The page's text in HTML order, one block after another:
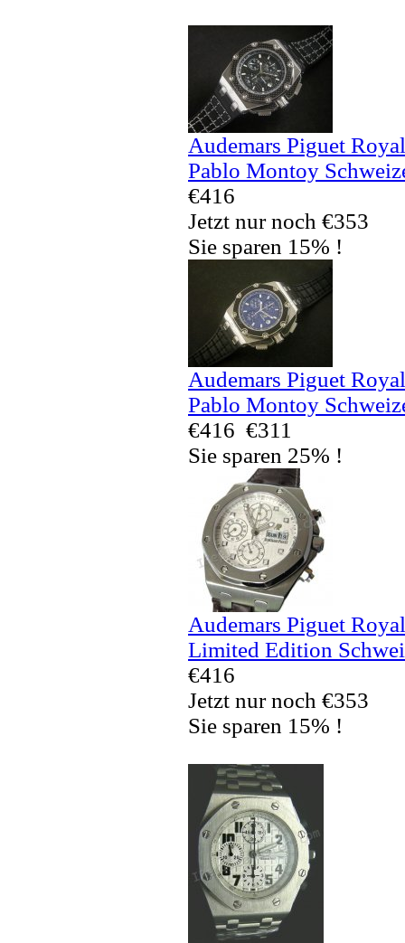
Audemars Piguet
Pablo Montoy
€416
Jetzt nur noch €353
Sie sparen 15% !
Audemars Piguet
Pablo Montoy
€416 €311
Sie sparen 25% !
Audemars Piguet
Limited Edition
€416
Jetzt nur noch €353
Sie sparen 15% !